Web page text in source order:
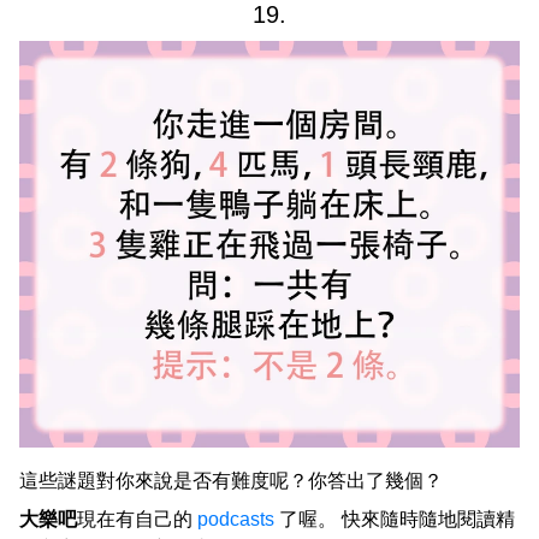
19.
這些謎題對你來說是否有難度呢？你答出了幾個？
大樂吧現在有自己的 podcasts 了喔。 快來隨時隨地閱讀精